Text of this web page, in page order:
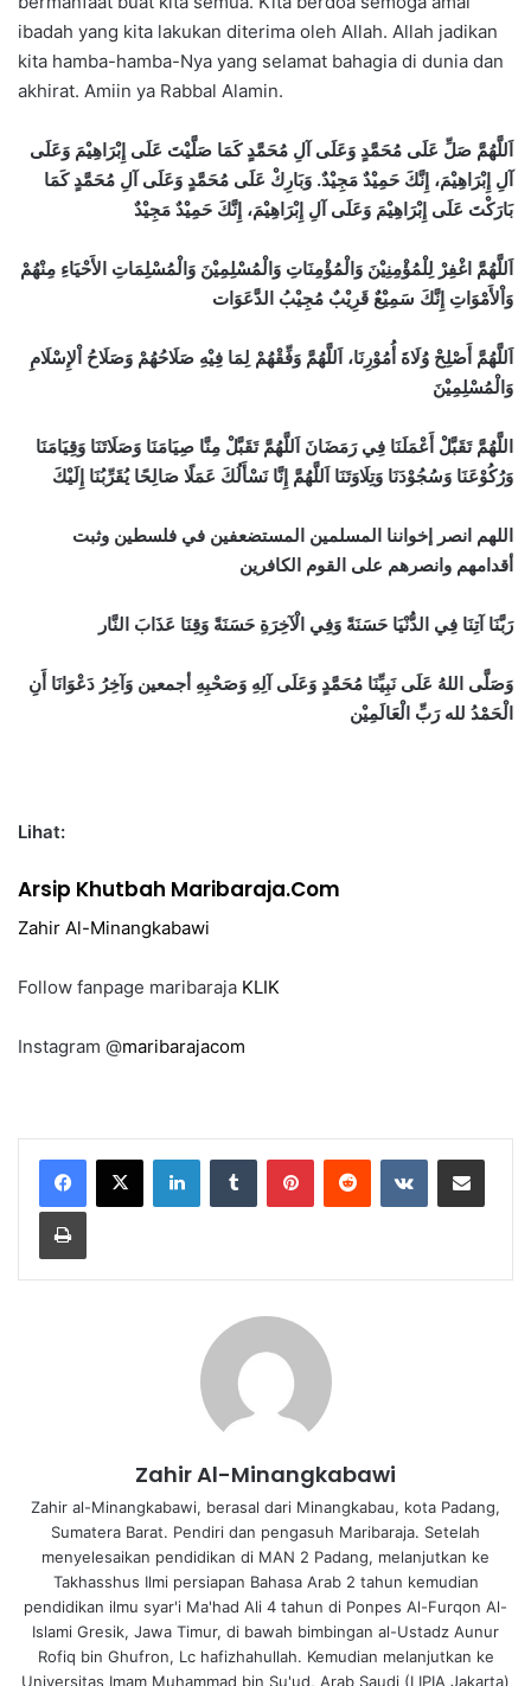
ibadah yang kita lakukan diterima oleh Allah. Allah jadikan
kita hamba-hamba-Nya yang selamat bahagia di dunia dan
akhirat. Amiin ya Rabbal Alamin.
اَللَّهُمَّ صَلِّ عَلَى مُحَمَّدٍ وَعَلَى آلِ مُحَمَّدٍ كَمَا صَلَّيْتَ عَلَى إِبْرَاهِيْمَ وَعَلَى
آلِ إِبْرَاهِيْمَ، إِنَّكَ حَمِيْدٌ مَجِيْدٌ. وَبَارِكْ عَلَى مُحَمَّدٍ وَعَلَى آلِ مُحَمَّدٍ كَمَا
بَارَكْتَ عَلَى إِبْرَاهِيْمَ وَعَلَى آلِ إِبْرَاهِيْمَ، إِنَّكَ حَمِيْدٌ مَجِيْدٌ
اَللَّهُمَّ اغْفِرْ لِلْمُؤْمِنِيْنَ وَالْمُؤْمِنَاتِ وَالْمُسْلِمِيْنَ وَالْمُسْلِمَاتِ الأَحْيَاءِ مِنْهُمْ
وَاْلأَمْوَاتِ إِنَّكَ سَمِيْعٌ قَرِيْبٌ مُجِيْبُ الدَّعَوَات
اَللَّهُمَّ أَصْلِحْ وُلَاةَ أُمُوْرِنَا، اَللَّهُمَّ وَفِّقْهُمْ لِمَا فِيْهِ صَلَاحُهُمْ وَصَلَاحُ اْلإِسْلَامِ
وَالْمُسْلِمِيْنَ
اللَّهُمَّ تَقَبَّلْ أَعْمَلَنَا فِي رَمَضَانَ اَللَّهُمَّ تَقَبَّلْ مِنَّا صِيَامَنَا وَصَلَاتَنَا وَقِيَامَنَا
وَرُكُوْعَنَا وَسُجُوْدَنَا وَتِلَاوَتَنَا اَللَّهُمَّ إِنَّا نَسْأَلُكَ عَمَلًا صَالِحًا يُقَرِّبُنَا إِلَيْكَ
اللهم انصر إخواننا المسلمين المستضعفين في فلسطين وثبت
أقدامهم وانصرهم على القوم الكافرين
رَبَّنَا آتِنَا فِي الدُّنْيَا حَسَنَةً وَفِي الْآخِرَةِ حَسَنَةً وَقِنَا عَذَابَ النَّار
وَصَلَّى اللهُ عَلَى نَبِيِّنَا مُحَمَّدٍ وَعَلَى آلِهِ وَصَحْبِهِ أجمعين وَآخِرُ دَعْوَانَا أَنِ
الْحَمْدُ لله رَبِّ الْعَالَمِيْن
Lihat:
Arsip Khutbah Maribaraja.Com
Zahir Al-Minangkabawi
Follow fanpage maribaraja KLIK
Instagram @maribarajacom
Zahir Al-Minangkabawi
Zahir al-Minangkabawi, berasal dari Minangkabau, kota Padang,
Sumatera Barat. Pendiri dan pengasuh Maribaraja. Setelah
menyelesaikan pendidikan di MAN 2 Padang, melanjutkan ke
Takhasshus Ilmi persiapan Bahasa Arab 2 tahun kemudian
pendidikan ilmu syar'i Ma'had Ali 4 tahun di Ponpes Al-Furqon Al-
Islami Gresik, Jawa Timur, di bawah bimbingan al-Ustadz Aunur
Rofiq bin Ghufron, Lc hafizhahullah. Kemudian melanjutkan ke
Universitas Imam Muhammad bin Su'ud, Arab Saudi (LIPIA Jakarta)